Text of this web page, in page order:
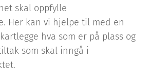
skal oppfylle
Her kan vi hjelpe til med en
hva som er på plass og
som skal inngå i